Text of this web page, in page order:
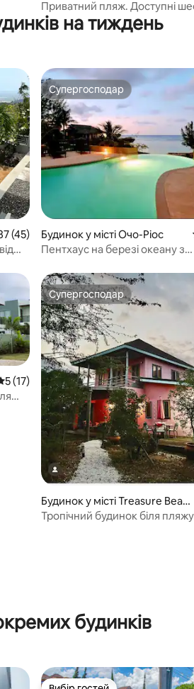
ay
Приватний пляж. Доступні
водій. Біля Очі. 5*
на тиждень
оцінка: 4,87 з 5, відгуки: 45
(45)
Супергосподар
Супергосподар
Будинок у місті Очо-Ріос
Пентхаус на березі океану з
оцінка: 5 з 5, відгуки: 17
5 (17)
Супергосподар
Супергосподар
Будинок у місті Treasure Beac
h
Тропічний будинок біля пляжу
будинків